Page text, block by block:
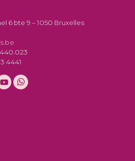
6 bte 9 – 1050 Bruxelles
4441